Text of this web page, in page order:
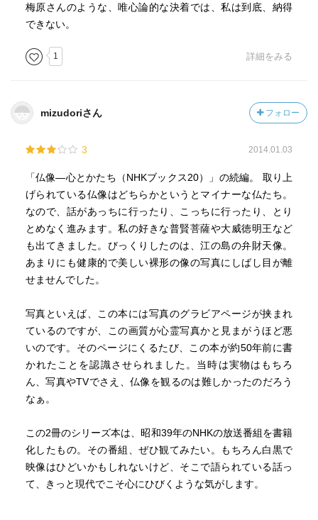
梅原さんのような、唯心論的な決着では、私は到底、納得
できない。
1 詳細をみる
mizudoriさん フォロー
3 2014.01.03
「仏像―心とかたち（NHKブックス20）」の続編。 取り上
げられている仏像はどちらかというとマイナーな仏たち。
なので、話があっちに行ったり、こっちに行ったり、とり
とめなく進みます。私の好きな普賢菩薩や大威徳明王など
も出てきました。びっくりしたのは、江の島の弁財天像。
あまりにも健康的で美しい裸形の像の写真にしばし目が離
せませんでした。
写真といえば、この本には写真のグラビアページが挟まれ
ているのですが、この画質が心霊写真かと見まがうほど悪
いのです。そのページにくるたび、この本が約50年前に書
かれたことを認識させられました。当時は実物はもちろ
ん、写真やTVでさえ、仏像を観るのは難しかったのだろう
なぁ。
この2冊のシリーズ本は、昭和39年のNHKの放送番組を書籍
化したもの。その番組、ぜひ観てみたい。もちろん白黒で
映像はひどいかもしれないけど、そこで語られている話っ
て、きっと現代でこそ心にひびくような気がします。